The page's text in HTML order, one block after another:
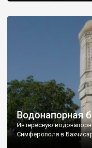
Водонапорная
Интересную
Симферополя в